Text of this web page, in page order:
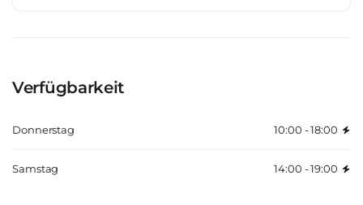
Verfügbarkeit
Donnerstag 10:00 - 18:00
Samstag 14:00 - 19:00